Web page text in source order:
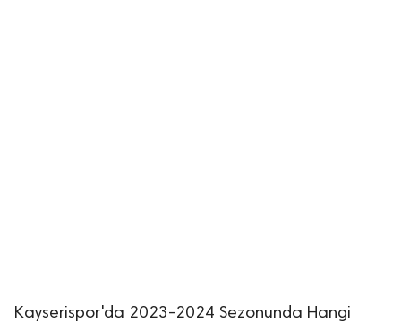
Kayserispor'da 2023-2024 Sezonunda Hangi